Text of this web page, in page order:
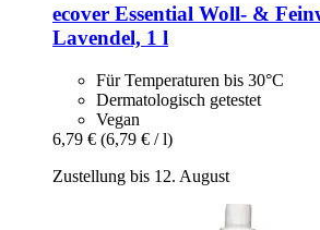
ecover Essential Woll-​ &
Lavendel, 1 l
Für Temperaturen bis 30°C
Dermatologisch getestet
Vegan
6,79 € (6,79 € / l)
Zustellung bis 12. August